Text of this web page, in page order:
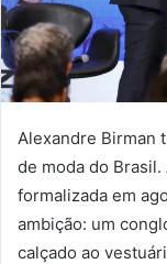
Alexandre Birman
de moda do
formalizada em
ambição: um
calçado ao